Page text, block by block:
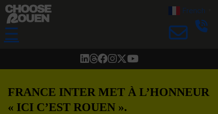
☰
French
FRANCE INTER MET À L’HONNEUR
« ICI C’EST ROUEN ».